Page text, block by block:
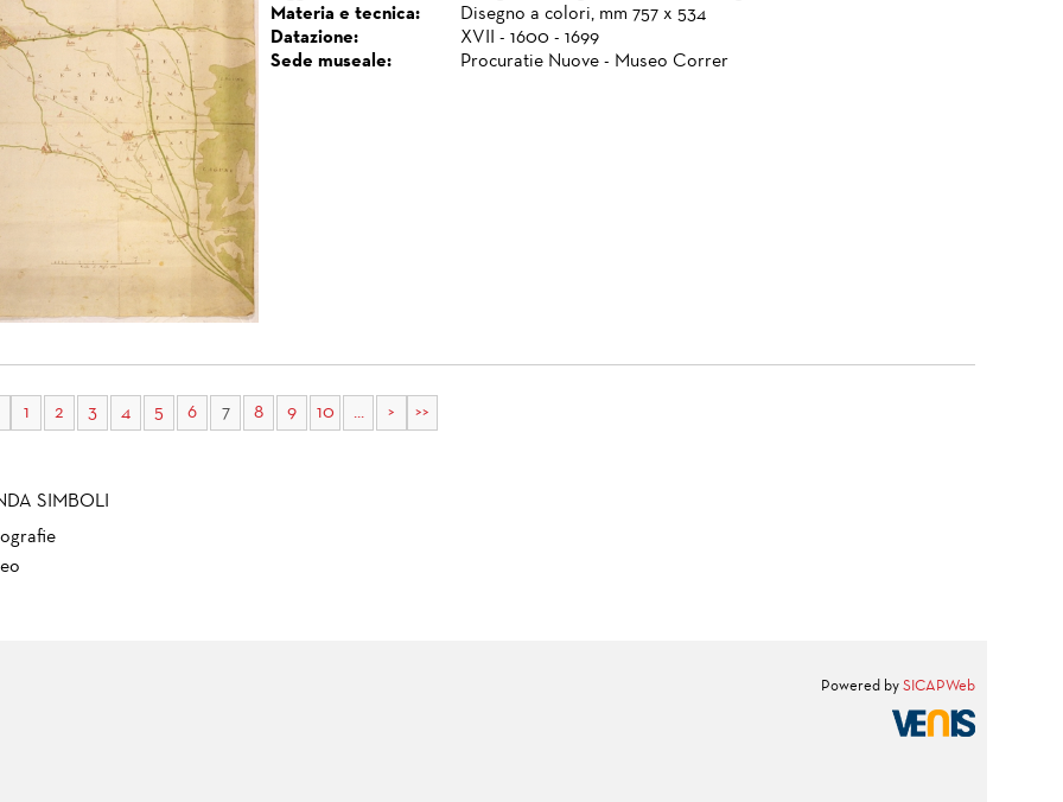
Materia e tecnica:
Disegno a colori, mm 757 x 534
Datazione:
XVII - 1600 - 1699
Sede museale:
Procuratie Nuove - Museo Correr
1 2 3 4 5 6 7 8 9 10 ... > >>
SIMBOLI
Powered by SICAPWeb